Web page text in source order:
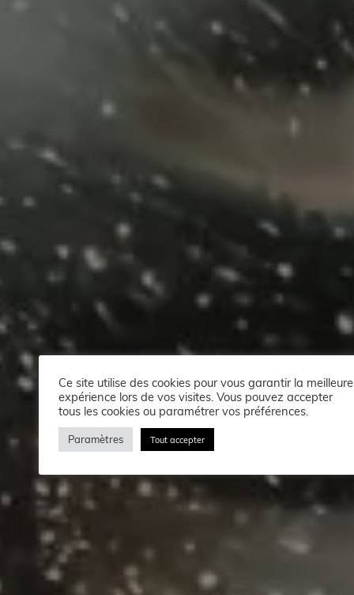
Ce site utilise des cookies pour vous garantir la meilleure
expérience lors de vos visites. Vous pouvez accepter
tous les cookies ou paramétrer vos préférences.
Paramètres Tout accepter